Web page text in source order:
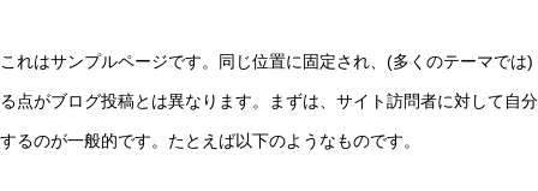
これはサンプルページです。同じ位置に固定され、(多くのテーマで
る点がブログ投稿とは異なります。まずは、サイト訪問者に対して自
するのが一般的です。たとえば以下のようなものです。